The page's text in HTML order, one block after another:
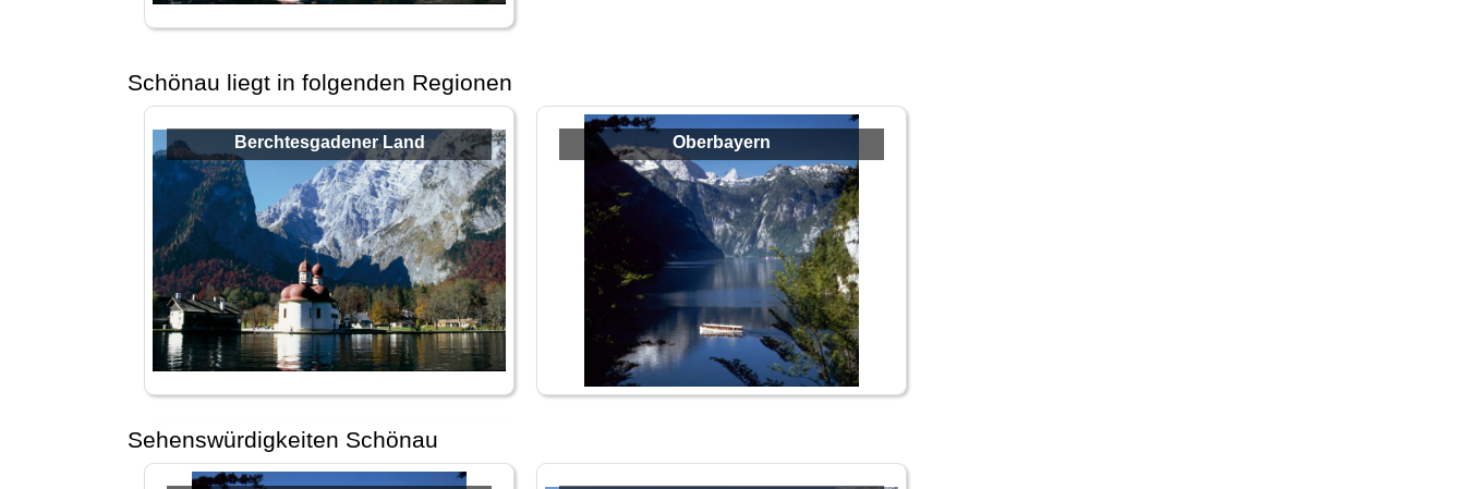
Schönau liegt in folgenden Regionen
Berchtesgadener Land Oberbayern
Sehenswürdigkeiten Schönau